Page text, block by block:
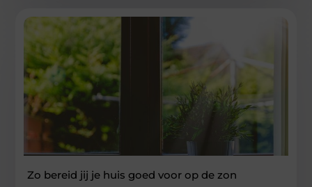
Zo bereid jij je huis goed voor op de zon